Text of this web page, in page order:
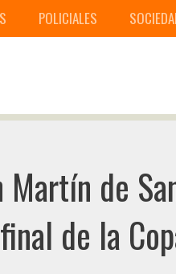
POLICIALES
de
de la